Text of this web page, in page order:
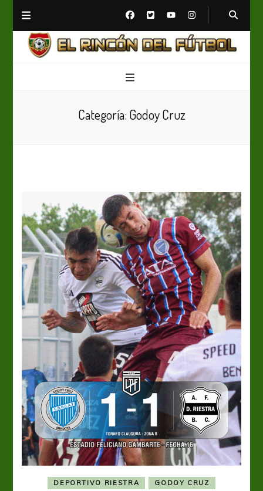
Categoría: Godoy Cruz
DEPORTIVO RIESTRA
GODOY CRUZ